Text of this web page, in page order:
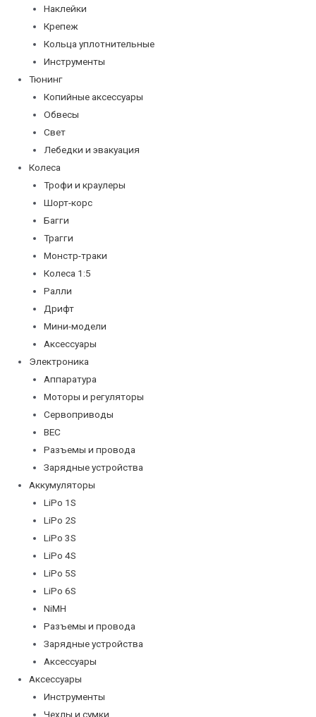
Наклейки
Крепеж
Кольца уплотнительные
Инструменты
Тюнинг
Копийные аксессуары
Обвесы
Свет
Лебедки и эвакуация
Колеса
Трофи и краулеры
Шорт-корс
Багги
Трагги
Монстр-траки
Колеса 1:5
Ралли
Дрифт
Мини-модели
Аксессуары
Электроника
Аппаратура
Моторы и регуляторы
Сервоприводы
BEC
Разъемы и провода
Зарядные устройства
Аккумуляторы
LiPo 1S
LiPo 2S
LiPo 3S
LiPo 4S
LiPo 5S
LiPo 6S
NiMH
Разъемы и провода
Зарядные устройства
Аксессуары
Аксессуары
Инструменты
Чехлы и сумки